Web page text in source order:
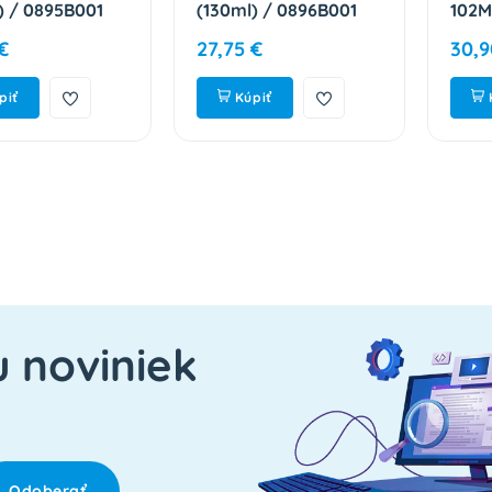
/ 0895B001
(130ml) / 0896B001
27,75 €
Kúpiť
noviniek